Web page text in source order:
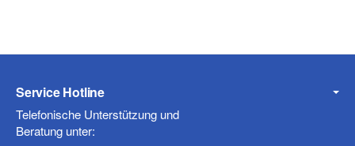
Service Hotline
Telefonische Unterstützung und
Beratung unter: